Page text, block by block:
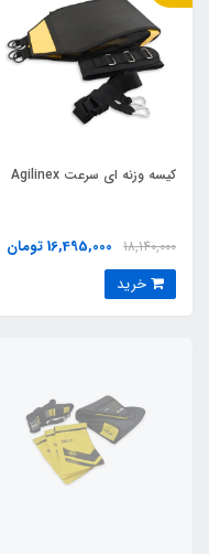
کيسه وزنه اي سرعت Agilinex
18,140,000 16,495,000 تومان